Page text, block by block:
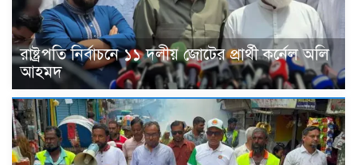
রাষ্ট্রপতি নির্বাচনে ১১ দলীয় জোটের প্রার্থী কর্নেল অলি
আহমদ